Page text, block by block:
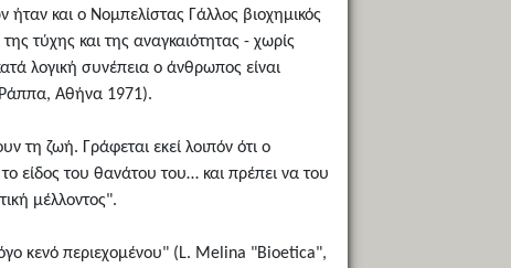
και ο Νομπελίστας Γάλλος βιοχημικός
τύχης και της αναγκαιότητας - χωρίς
λογική συνέπεια ο άνθρωπος είναι
Ράππα, Αθήνα 1971).
τη ζωή. Γράφεται εκεί λοιπόν ότι ο
είδος του θανάτου του… και πρέπει να του
μέλλοντος".
κενό περιεχομένου" (L. Melina "Bioetica",